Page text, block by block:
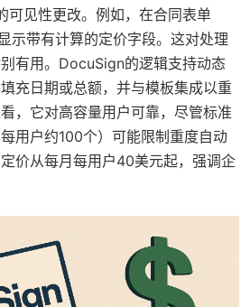
可见性更改。例如，在合同表单
示带有计算的定价字段。这对处理
有用。DocuSign的逻辑支持动态
充日期或总额，并与模板集成以重
，它对高容量用户可靠，尽管标准
用户约100个）可能限制重度自动
价从每月每用户40美元起，强调企